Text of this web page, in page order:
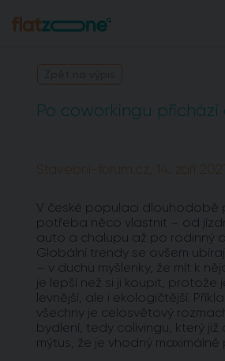
Po coworkingu přichází
Stavebni-forum.cz, 14. září 2021
V české populaci dlouhodobě
potřeba něco vlastnit – od
auto a chalupu až po rodinný
Globální trendy se ovšem
– v duchu myšlenky, že mít k
je lepší než si ji koupit, protože
levnější, ale i ekologičtější.
všechny je celosvětový
bydlení, tedy colivingu, který
mýtus, že je vhodný maximálně